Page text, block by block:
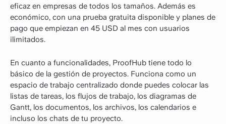
eficaz en empresas de todos los tamaños. Además es
económico, con una prueba gratuita disponible y planes de
pago que empiezan en 45 USD al mes con usuarios
ilimitados.
En cuanto a funcionalidades, ProofHub tiene todo lo
básico de la gestión de proyectos. Funciona como un
espacio de trabajo centralizado donde puedes colocar las
listas de tareas, los flujos de trabajo, los diagramas de
Gantt, los documentos, los archivos, los calendarios e
incluso los chats de tu proyecto.